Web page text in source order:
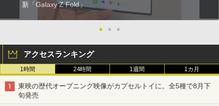
新「Galaxy Z Fold」
● ● ●
アクセスランキング
1時間 24時間 1週間 1カ月
東映の歴代オープニング映像がカプセルトイに。全5種で8月下
旬発売